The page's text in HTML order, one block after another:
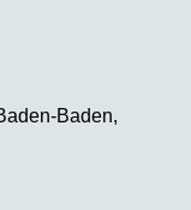
Baden,